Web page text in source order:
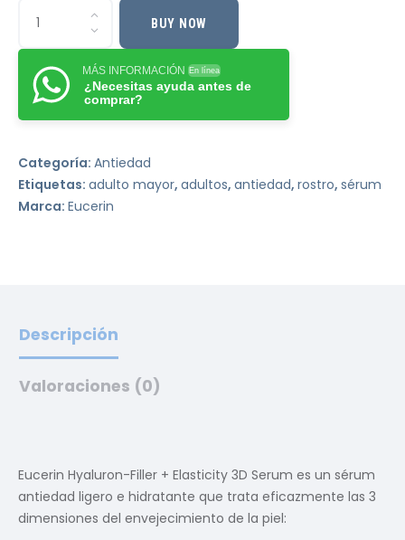
BUY NOW
MÁS INFORMACIÓN En línea
¿Necesitas ayuda antes de
comprar?
Categoría: Antiedad
Etiquetas: adulto mayor, adultos, antiedad, rostro, sérum
Marca: Eucerin
Descripción
Valoraciones (0)
Eucerin Hyaluron-Filler + Elasticity 3D Serum es un sérum
antiedad ligero e hidratante que trata eficazmente las 3
dimensiones del envejecimiento de la piel: